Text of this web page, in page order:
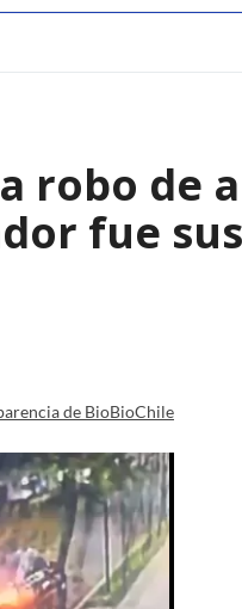
robo de
fue
de BioBioChile